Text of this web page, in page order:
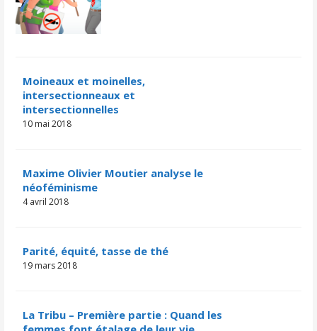
Moineaux et moinelles,
intersectionneaux et
intersectionnelles
10 mai 2018
Maxime Olivier Moutier analyse le
néoféminisme
4 avril 2018
Parité, équité, tasse de thé
19 mars 2018
La Tribu – Première partie : Quand les